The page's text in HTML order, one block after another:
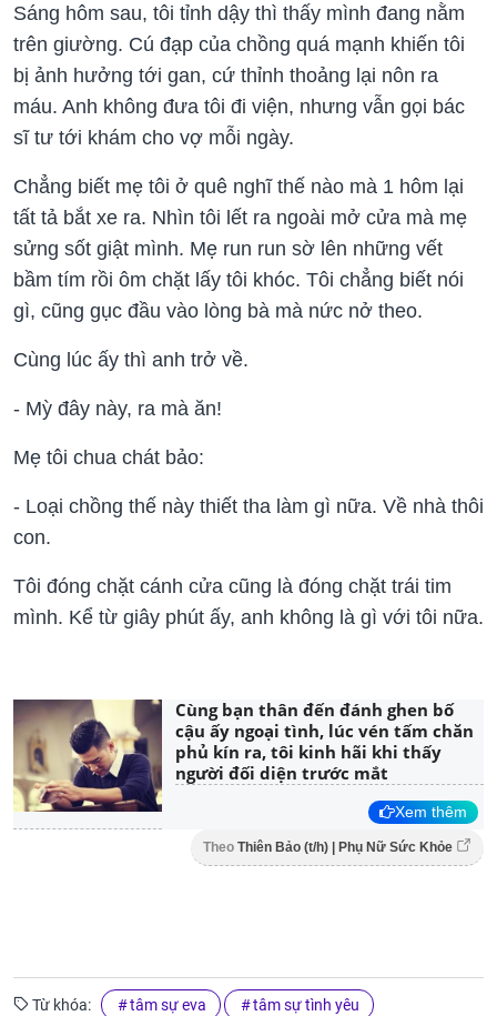
Sáng hôm sau, tôi tỉnh dậy thì thấy mình đang nằm
trên giường. Cú đạp của chồng quá mạnh khiến tôi
bị ảnh hưởng tới gan, cứ thỉnh thoảng lại nôn ra
máu. Anh không đưa tôi đi viện, nhưng vẫn gọi bác
sĩ tư tới khám cho vợ mỗi ngày.
Chẳng biết mẹ tôi ở quê nghĩ thế nào mà 1 hôm lại
tất tả bắt xe ra. Nhìn tôi lết ra ngoài mở cửa mà mẹ
sửng sốt giật mình. Mẹ run run sờ lên những vết
bầm tím rồi ôm chặt lấy tôi khóc. Tôi chẳng biết nói
gì, cũng gục đầu vào lòng bà mà nức nở theo.
Cùng lúc ấy thì anh trở về.
- Mỳ đây này, ra mà ăn!
Mẹ tôi chua chát bảo:
- Loại chồng thế này thiết tha làm gì nữa. Về nhà thôi
con.
Tôi đóng chặt cánh cửa cũng là đóng chặt trái tim
mình. Kể từ giây phút ấy, anh không là gì với tôi nữa.
Cùng bạn thân đến đánh ghen bố
cậu ấy ngoại tình, lúc vén tấm chăn
phủ kín ra, tôi kinh hãi khi thấy
người đối diện trước mắt
Xem thêm
Theo Thiên Bảo (t/h) | Phụ Nữ Sức Khỏe
Từ khóa: tâm sự eva tâm sự tình yêu